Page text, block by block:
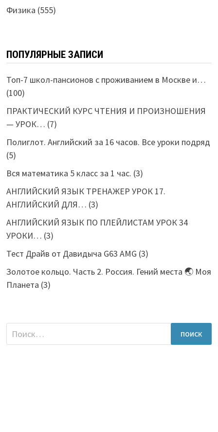
Физика (555)
ПОПУЛЯРНЫЕ ЗАПИСИ
Топ-7 школ-пансионов с проживанием в Москве и…
(100)
ПРАКТИЧЕСКИЙ КУРС ЧТЕНИЯ И ПРОИЗНОШЕНИЯ
— УРОК… (7)
Полиглот. Английский за 16 часов. Все уроки подряд
(5)
Вся математика 5 класс за 1 час. (3)
АНГЛИЙСКИЙ ЯЗЫК ТРЕНАЖЕР УРОК 17.
АНГЛИЙСКИЙ ДЛЯ… (3)
АНГЛИЙСКИЙ ЯЗЫК ПО ПЛЕЙЛИСТАМ УРОК 34
УРОКИ… (3)
Тест Драйв от Давидыча G63 AMG (3)
Золотое кольцо. Часть 2. Россия. Гений места 🌏 Моя
Планета (3)
Найти: